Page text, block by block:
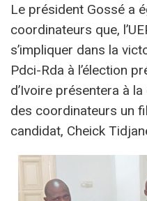
Le président Gossé a
coordinateurs que,
s’impliquer dans la
Pdci-Rda à l’élection
d’Ivoire présentera à
des coordinateurs un
candidat, Cheick